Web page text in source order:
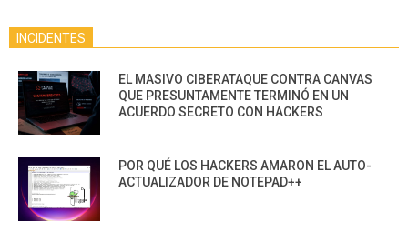
INCIDENTES
EL MASIVO CIBERATAQUE CONTRA CANVAS
QUE PRESUNTAMENTE TERMINÓ EN UN
ACUERDO SECRETO CON HACKERS
POR QUÉ LOS HACKERS AMARON EL AUTO-
ACTUALIZADOR DE NOTEPAD++